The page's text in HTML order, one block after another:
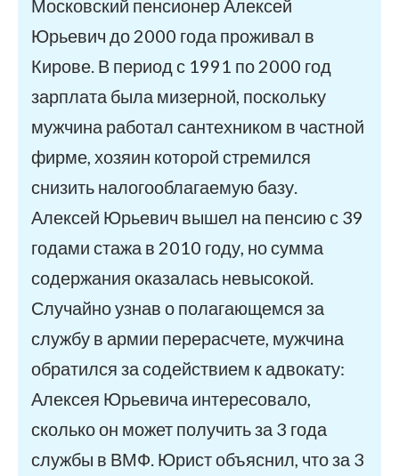
Московский пенсионер Алексей
Юрьевич до 2000 года проживал в
Кирове. В период с 1991 по 2000 год
зарплата была мизерной, поскольку
мужчина работал сантехником в частной
фирме, хозяин которой стремился
снизить налогооблагаемую базу.
Алексей Юрьевич вышел на пенсию с 39
годами стажа в 2010 году, но сумма
содержания оказалась невысокой.
Случайно узнав о полагающемся за
службу в армии перерасчете, мужчина
обратился за содействием к адвокату:
Алексея Юрьевича интересовало,
сколько он может получить за 3 года
службы в ВМФ. Юрист объяснил, что за 3